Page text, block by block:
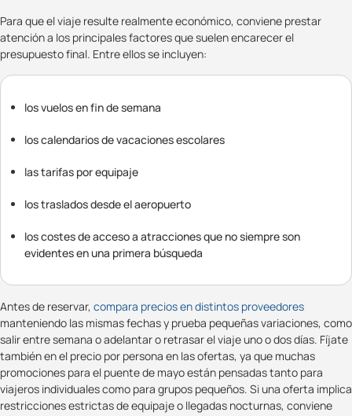
Para que el viaje resulte realmente económico, conviene prestar
atención a los principales factores que suelen encarecer el
presupuesto final. Entre ellos se incluyen:
los vuelos en fin de semana
los calendarios de vacaciones escolares
las tarifas por equipaje
los traslados desde el aeropuerto
los costes de acceso a atracciones que no siempre son
evidentes en una primera búsqueda
Antes de reservar, compara precios en distintos proveedores
manteniendo las mismas fechas y prueba pequeñas variaciones, como
salir entre semana o adelantar o retrasar el viaje uno o dos días. Fíjate
también en el precio por persona en las ofertas, ya que muchas
promociones para el puente de mayo están pensadas tanto para
viajeros individuales como para grupos pequeños. Si una oferta implica
restricciones estrictas de equipaje o llegadas nocturnas, conviene